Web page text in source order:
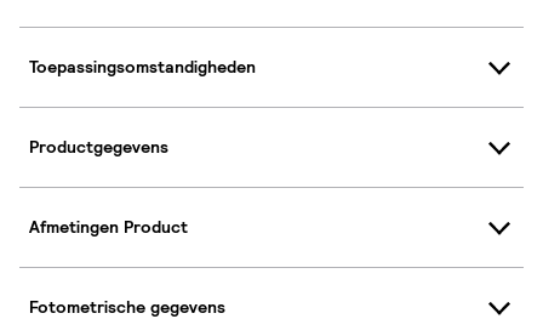
Toepassingsomstandigheden
Productgegevens
Afmetingen Product
Fotometrische gegevens